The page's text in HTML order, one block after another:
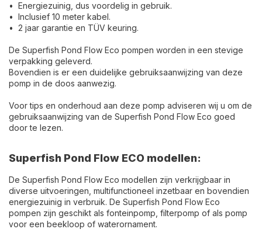
• Energiezuinig, dus voordelig in gebruik.
• Inclusief 10 meter kabel.
• 2 jaar garantie en TÜV keuring.
De Superfish Pond Flow Eco pompen worden in een stevige
verpakking geleverd.
Bovendien is er een duidelijke gebruiksaanwijzing van deze
pomp in de doos aanwezig.
Voor tips en onderhoud aan deze pomp adviseren wij u om de
gebruiksaanwijzing van de Superfish Pond Flow Eco goed
door te lezen.
Superfish Pond Flow ECO modellen:
De Superfish Pond Flow Eco modellen zijn verkrijgbaar in
diverse uitvoeringen, multifunctioneel inzetbaar en bovendien
energiezuinig in verbruik. De Superfish Pond Flow Eco
pompen zijn geschikt als fonteinpomp, filterpomp of als pomp
voor een beekloop of waterornament.